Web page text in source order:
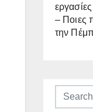
– Ποιες
την